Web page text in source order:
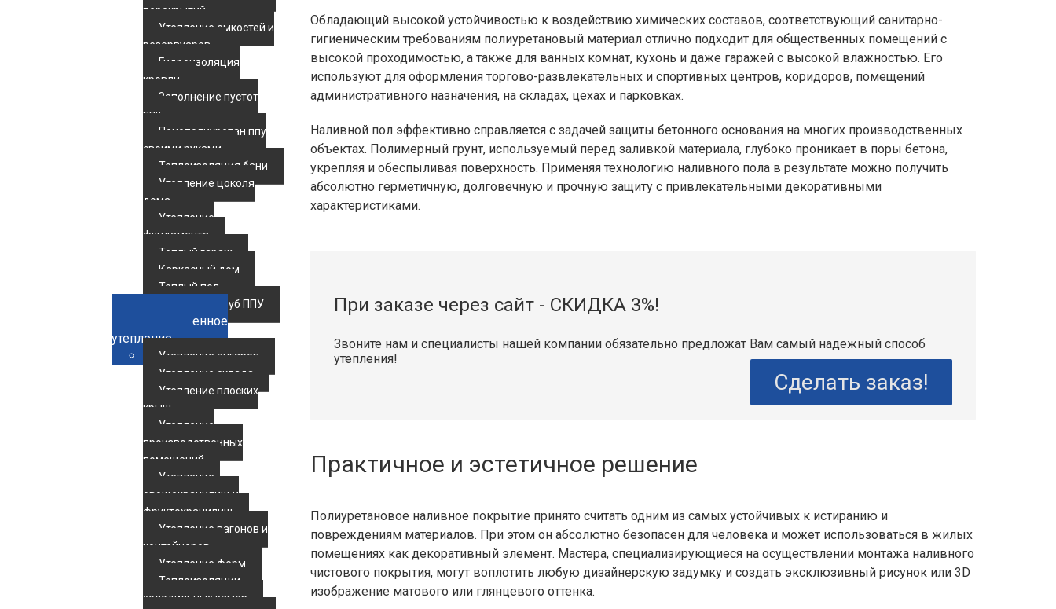
перекрытий
Утепление емкостей и
резервуаров
Гидроизоляция
кровли
Заполнение пустот
ппу
Пенополиуретан ппу
своими руками
Теплоизоляция бани
Утепление цоколя
дома
Утепление
фундамента
Теплый гараж
Каркасный дом
Теплый пол
Утепление труб ППУ
Промышленное
утепление
Утепление ангаров
Утепление склада
Утепление плоских
крыш
Утепление
производственных
помещений
Утепление
овощехранилищ и
фруктохранилищ
Утепление вагонов и
контейнеров
Утепление ферм
Теплоизоляции
холодильных камер
Обладающий высокой устойчивостью к воздействию химических составов, соответствующий санитарно-
гигиеническим требованиям полиуретановый материал отлично подходит для общественных помещений с
высокой проходимостью, а также для ванных комнат, кухонь и даже гаражей с высокой влажностью. Его
используют для оформления торгово-развлекательных и спортивных центров, коридоров, помещений
административного назначения, на складах, цехах и парковках.
Наливной пол эффективно справляется с задачей защиты бетонного основания на многих производственных
объектах. Полимерный грунт, используемый перед заливкой материала, глубоко проникает в поры бетона,
укрепляя и обеспыливая поверхность. Применяя технологию наливного пола в результате можно получить
абсолютно герметичную, долговечную и прочную защиту с привлекательными декоративными
характеристиками.
При заказе через сайт - СКИДКА 3%!
Звоните нам и специалисты нашей компании обязательно предложат Вам самый надежный способ
утепления!
Сделать заказ!
Практичное и эстетичное решение
Полиуретановое наливное покрытие принято считать одним из самых устойчивых к истиранию и
повреждениям материалов. При этом он абсолютно безопасен для человека и может использоваться в жилых
помещениях как декоративный элемент. Мастера, специализирующиеся на осуществлении монтажа наливного
чистового покрытия, могут воплотить любую дизайнерскую задумку и создать эксклюзивный рисунок или 3D
изображение матового или глянцевого оттенка.